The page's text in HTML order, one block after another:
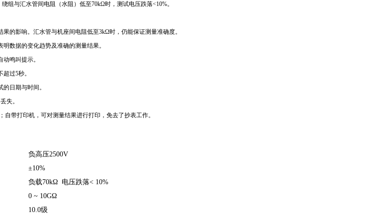
组与汇水管间电阻（水阻）低至70kΩ时，测试电压跌落<10%。
的影响。汇水管与机座间电阻低至3kΩ时，仍能保证测量准确度。
数据的变化趋势及准确的测量结果。
鸣叫提示。
过5秒。
日期与时间。
失。
自带打印机，可对测量结果进行打印，免去了抄表工作。
负高压2500V
±10%
负载70kΩ 电压跌落< 10%
0 ~ 10GΩ
10.0级